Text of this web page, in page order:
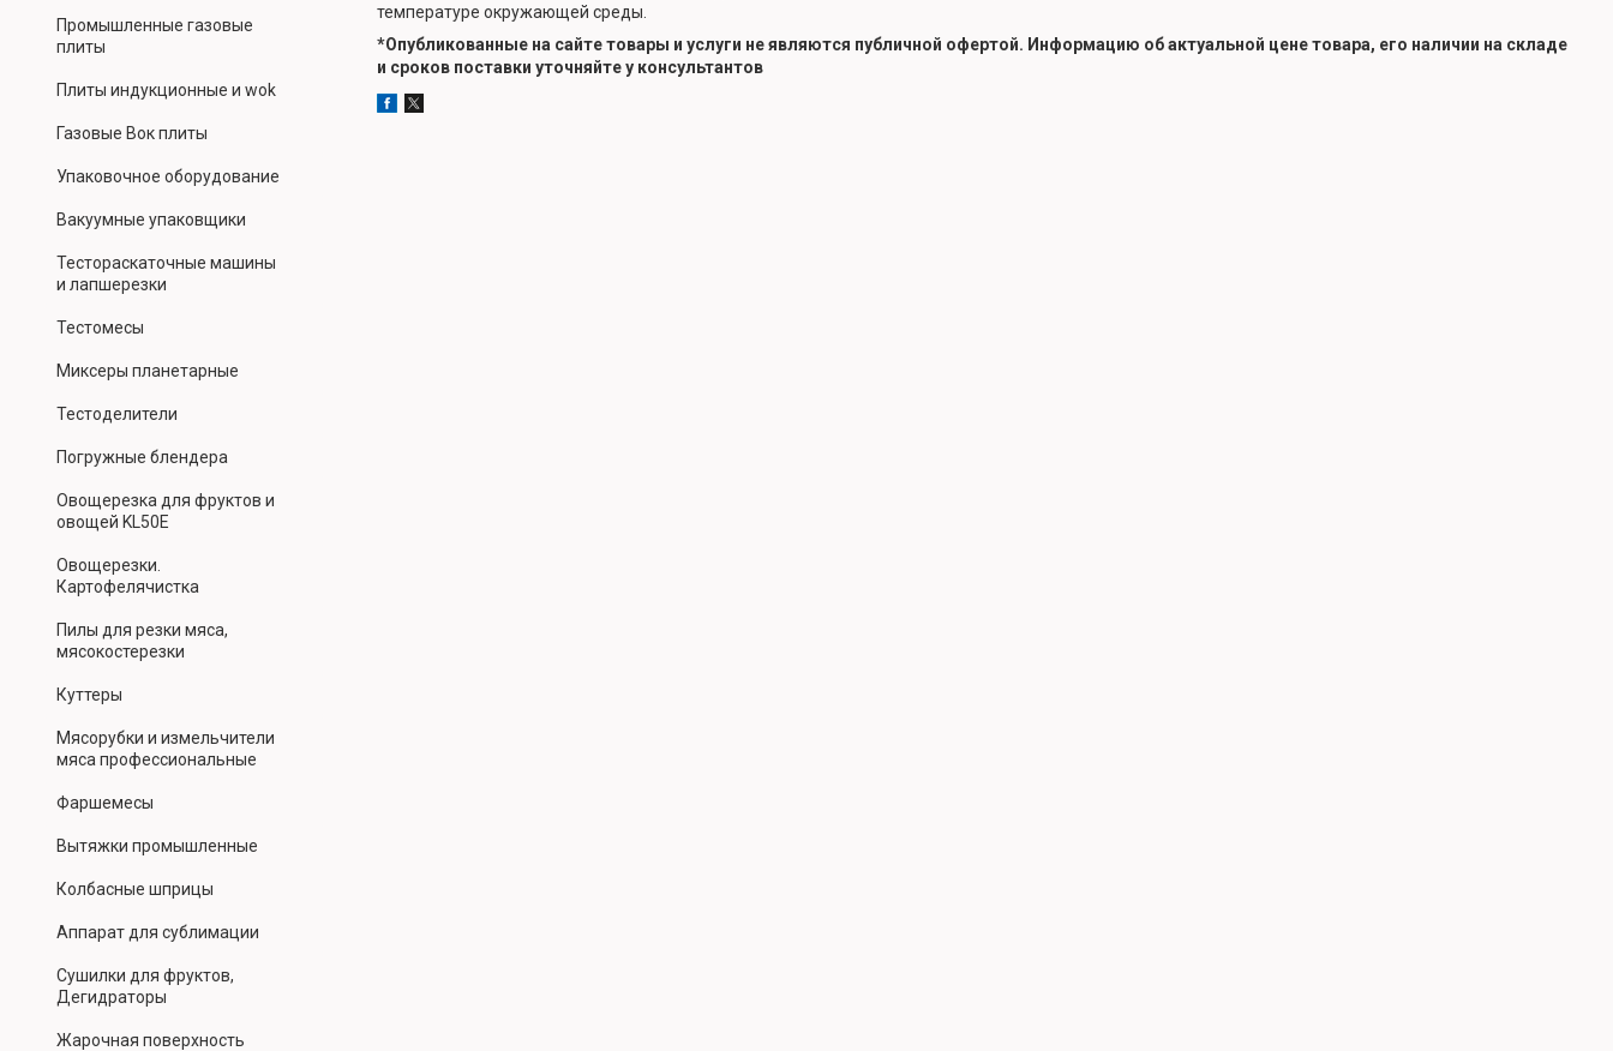
Промышленные газовые
плиты
Плиты индукционные и wok
Газовые Вок плиты
Упаковочное оборудование
Вакуумные упаковщики
Тестораскаточные машины
и лапшерезки
Тестомесы
Миксеры планетарные
Тестоделители
Погружные блендера
Овощерезка для фруктов и
овощей KL50E
Овощерезки.
Картофелячистка
Пилы для резки мяса,
мясокостерезки
Куттеры
Мясорубки и измельчители
мяса профессиональные
Фаршемесы
Вытяжки промышленные
Колбасные шприцы
Аппарат для сублимации
Сушилки для фруктов,
Дегидраторы
Жарочная поверхность
температуре окружающей среды.
*Опубликованные на сайте товары и услуги не являются публичной офертой. Информацию об актуальной цене товара, его наличии на складе
и сроков поставки уточняйте у консультантов